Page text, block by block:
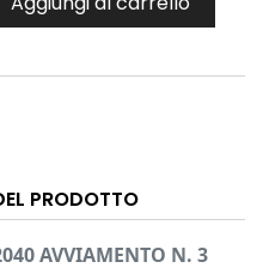
PRODOTTO
AVVIAMENTO N. 3